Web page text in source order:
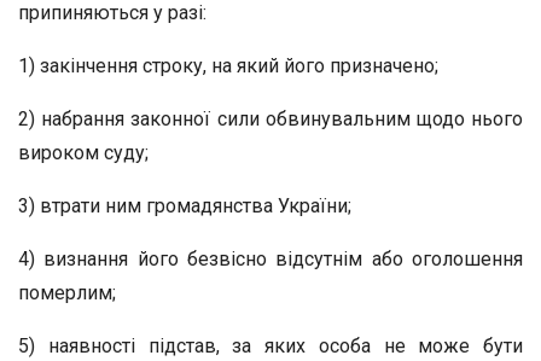
припиняються у разі:
1) закінчення строку, на який його призначено;
2) набрання законної сили обвинувальним щодо нього
вироком суду;
3) втрати ним громадянства України;
4) визнання його безвісно відсутнім або оголошення
померлим;
5) наявності підстав, за яких особа не може бути